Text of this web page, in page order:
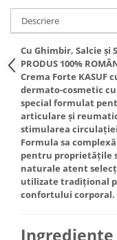
Tratamente unghii
Cosmetice coreene
Beauty of Joseon
PETITFEE
Mary & May
COSRX
BIODANCE
OOTD
Cettua
Haruharu Wonder
Medicube
Quercetin
Scortisoara
Seleniu
Seminte de in
Silimarina
Spirulina
Ulei de cocos
Ulei de peste
Vitamina A
Descriere
Cu Ghimbir, Salcie și
PRODUS 100%
Crema Forte KASUF
dermato-cosmetic cu
special formulat
articulare și
stimularea
Formula sa
pentru proprietățile
naturale atent
utilizate tradițional
confortului corporal.